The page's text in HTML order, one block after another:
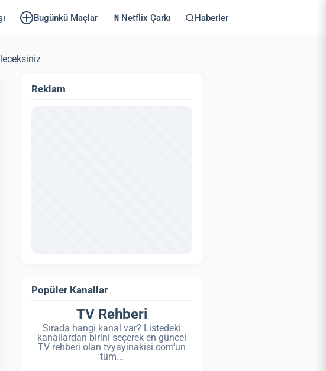
Bugünkü Maçlar Netflix Çarkı Haberler
Reklam
Popüler Kanallar
TV Rehberi
Sırada hangi kanal var? Listedeki
kanallardan birini seçerek en güncel
TV rehberi olan tvyayinakisi.com'un
tüm...